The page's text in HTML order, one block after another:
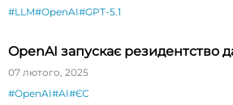
#LLM#OpenAI#GPT-5.1
OpenAI запускає резидентство
07 лютого, 2025
#OpenAI#AI#ЄС